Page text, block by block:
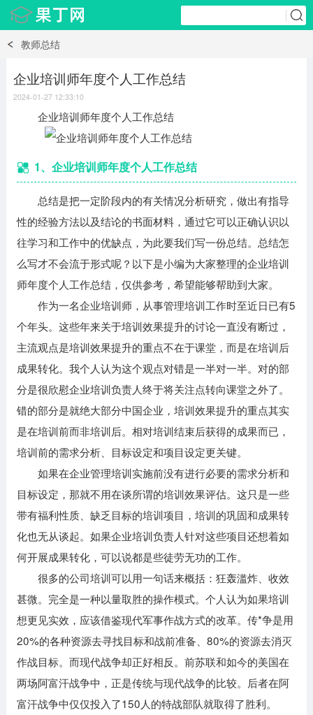
教师总结
企业培训师年度个人工作总结
2024-01-27 12:33:10
企业培训师年度个人工作总结
1、企业培训师年度个人工作总结
总结是把一定阶段内的有关情况分析研究，做出有指导
性的经验方法以及结论的书面材料，通过它可以正确认识以
往学习和工作中的优缺点，为此要我们写一份总结。总结怎
么写才不会流于形式呢？以下是小编为大家整理的企业培训
师年度个人工作总结，仅供参考，希望能够帮助到大家。
作为一名企业培训师，从事管理培训工作时至近日已有5
个年头。这些年来关于培训效果提升的讨论一直没有断过，
主流观点是培训效果提升的重点不在于课堂，而是在培训后
成果转化。我个人认为这个观点对错是一半对一半。对的部
分是很欣慰企业培训负责人终于将关注点转向课堂之外了。
错的部分是就绝大部分中国企业，培训效果提升的重点其实
是在培训前而非培训后。相对培训结束后获得的成果而已，
培训前的需求分析、目标设定和项目设定更关键。
如果在企业管理培训实施前没有进行必要的需求分析和
目标设定，那就不用在谈所谓的培训效果评估。这只是一些
带有福利性质、缺乏目标的培训项目，培训的巩固和成果转
化也无从谈起。如果企业培训负责人针对这些项目还想着如
何开展成果转化，可以说都是些徒劳无功的工作。
很多的公司培训可以用一句话来概括：狂轰滥炸、收效
甚微。完全是一种以量取胜的操作模式。个人认为如果培训
想更见实效，应该借鉴现代军事作战方式的改革。传*争是用
20%的各种资源去寻找目标和战前准备、80%的资源去消灭
作战目标。而现代战争却正好相反。前苏联和如今的美国在
两场阿富汗战争中，正是传统与现代战争的比较。后者在阿
富汗战争中仅仅投入了150人的特战部队就取得了胜利。